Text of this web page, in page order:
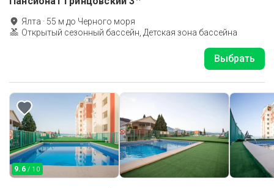
Ялта · 55 м до Черного моря
Открытый сезонный бассейн, Детская зона бассейна
Выбрать
9.6 / 10